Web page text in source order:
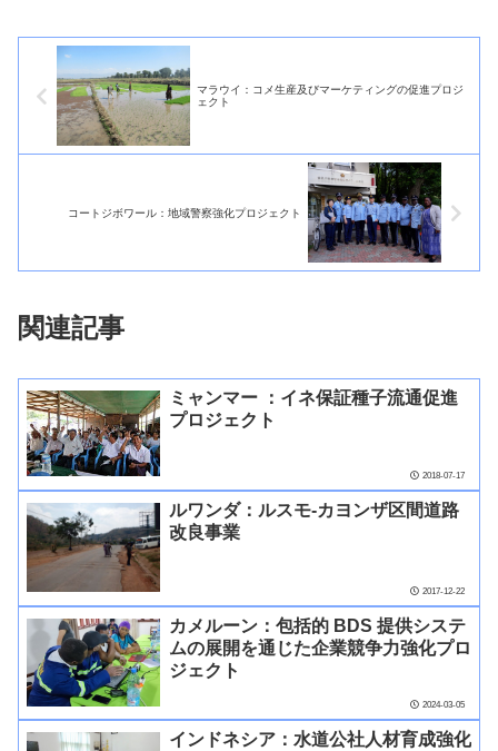
マラウイ：コメ生産及びマーケティングの促進プロジ
ェクト
コートジボワール：地域警察強化プロジェクト
関連記事
ミャンマー ：イネ保証種子流通促進
プロジェクト
2018-07-17
ルワンダ：ルスモ-カヨンザ区間道路
改良事業
2017-12-22
カメルーン：包括的 BDS 提供システ
ムの展開を通じた企業競争力強化プロ
ジェクト
2024-03-05
インドネシア：水道公社人材育成強化